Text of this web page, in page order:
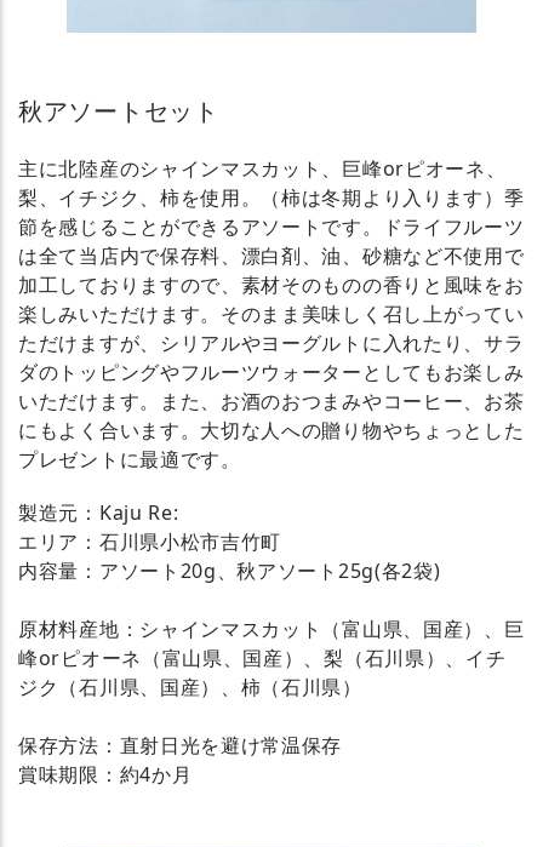
秋アソートセット
主に北陸産のシャインマスカット、巨峰orピオーネ、
梨、イチジク、柿を使用。（柿は冬期より入ります）季
節を感じることができるアソートです。ドライフルーツ
は全て当店内で保存料、漂白剤、油、砂糖など不使用で
加工しておりますので、素材そのものの香りと風味をお
楽しみいただけます。そのまま美味しく召し上がってい
ただけますが、シリアルやヨーグルトに入れたり、サラ
ダのトッピングやフルーツウォーターとしてもお楽しみ
いただけます。また、お酒のおつまみやコーヒー、お茶
にもよく合います。大切な人への贈り物やちょっとした
プレゼントに最適です。
製造元：Kaju Re:
エリア：石川県小松市吉竹町
内容量：アソート20g、秋アソート25g(各2袋)
原材料産地：シャインマスカット（富山県、国産）、巨
峰orピオーネ（富山県、国産）、梨（石川県）、イチ
ジク（石川県、国産）、柿（石川県）
保存方法：直射日光を避け常温保存
賞味期限：約4か月